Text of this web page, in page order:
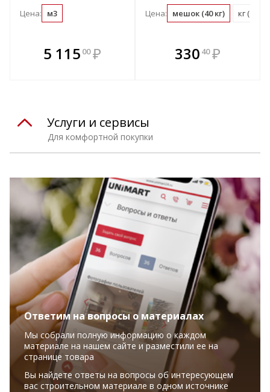
Цена: м3
5 115 00 ₽
В комплекте
всегда выгоднее!
Цена: мешок (40 кг) кг (0.03
В комплекте
всегда выгоднее!
330 40 ₽
Для комфортной покупки
Услуги и сервисы
Ответим на вопросы о материалах
Мы собрали полную информацию о каждом
материале на нашем сайте и разместили ее на
странице товара
Вы найдете ответы на вопросы об интересующем
вас строительном материале в одном источнике